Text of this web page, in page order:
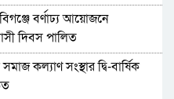
২১ সদস্যবিশিষ্ট
ঘোষণা
ও ড্রেনের কাজের ভিত্তিপ্রস্তর
চাঁদ
বর্ণাঢ্য আয়োজনে
দিবস পালিত
কল্যাণ সংস্থার দ্বি-বার্ষিক